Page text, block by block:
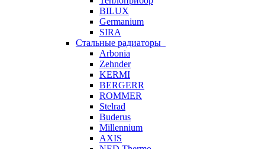
BILUX
Germanium
SIRA
Стальные радиаторы
Arbonia
Zehnder
KERMI
BERGERR
ROMMER
Stelrad
Buderus
Millennium
AXIS